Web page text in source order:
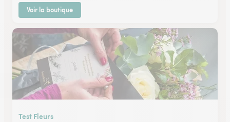
Voir la boutique
Test Fleurs